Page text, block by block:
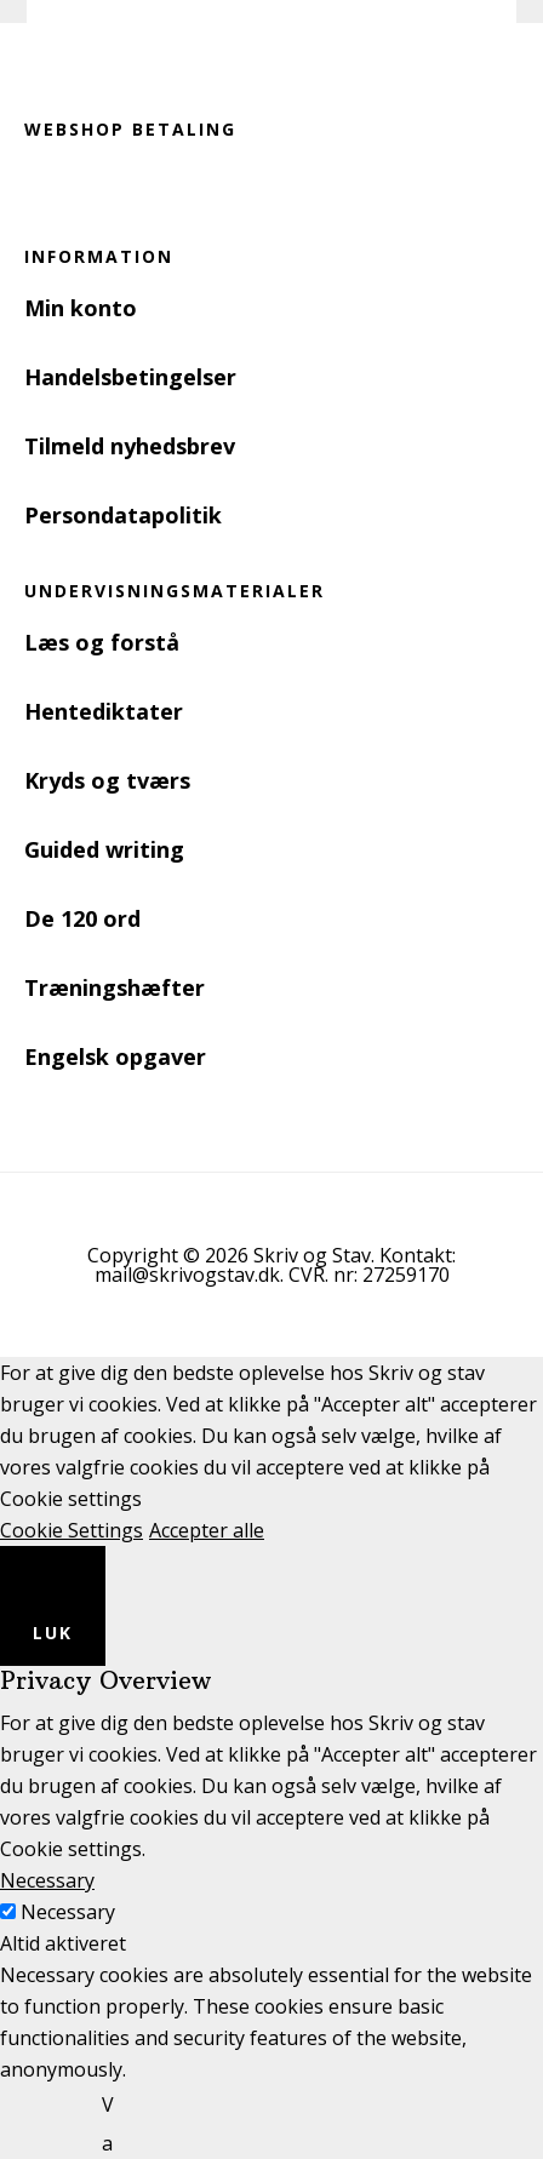
WEBSHOP BETALING
INFORMATION
Min konto
Handelsbetingelser
Tilmeld nyhedsbrev
Persondatapolitik
UNDERVISNINGSMATERIALER
Læs og forstå
Hentediktater
Kryds og tværs
Guided writing
De 120 ord
Træningshæfter
Engelsk opgaver
Copyright © 2026 Skriv og Stav. Kontakt:
mail@skrivogstav.dk. CVR. nr: 27259170
For at give dig den bedste oplevelse hos Skriv og stav
bruger vi cookies. Ved at klikke på "Accepter alt" accepterer
du brugen af cookies. Du kan også selv vælge, hvilke af
vores valgfrie cookies du vil acceptere ved at klikke på
Cookie settings
Cookie Settings Accepter alle
LUK
Privacy Overview
For at give dig den bedste oplevelse hos Skriv og stav
bruger vi cookies. Ved at klikke på "Accepter alt" accepterer
du brugen af cookies. Du kan også selv vælge, hvilke af
vores valgfrie cookies du vil acceptere ved at klikke på
Cookie settings.
Necessary
Necessary
Altid aktiveret
Necessary cookies are absolutely essential for the website
to function properly. These cookies ensure basic
functionalities and security features of the website,
anonymously.
V
a